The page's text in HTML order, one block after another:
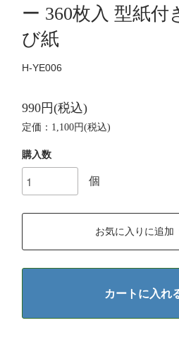
ー 360枚入 型紙付
び紙
H-YE006
990円(税込)
定価：1,100円(税込)
購入数
個
お気に入りに追加
カートに入れ